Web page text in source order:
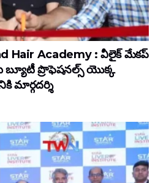
Hair Academy : వీలైక్ మేకప్
ప్రొఫెషనల్స్ యొక్క
మార్గదర్శి